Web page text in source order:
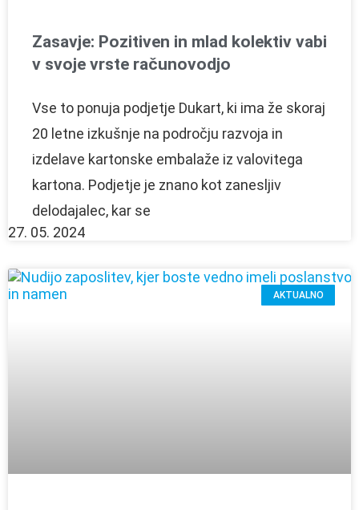
Zasavje: Pozitiven in mlad kolektiv vabi
v svoje vrste računovodjo
Vse to ponuja podjetje Dukart, ki ima že skoraj
20 letne izkušnje na področju razvoja in
izdelave kartonske embalaže iz valovitega
kartona. Podjetje je znano kot zanesljiv
delodajalec, kar se
27. 05. 2024
AKTUALNO